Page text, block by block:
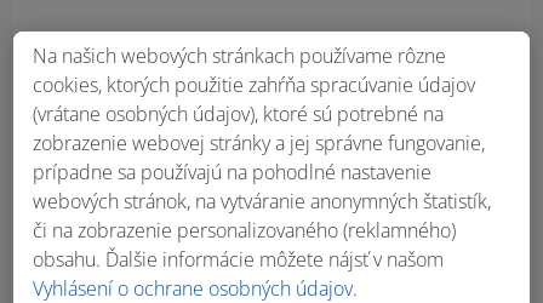
Obsah bočného panela
Na našich webových stránkach používame rôzne
cookies, ktorých použitie zahŕňa spracúvanie údajov
(vrátane osobných údajov), ktoré sú potrebné na
zobrazenie webovej stránky a jej správne fungovanie,
prípadne sa používajú na pohodlné nastavenie
webových stránok, na vytváranie anonymných štatistík,
či na zobrazenie personalizovaného (reklamného)
obsahu. Ďalšie informácie môžete nájsť v našom
Vyhlásení o ochrane osobných údajov.